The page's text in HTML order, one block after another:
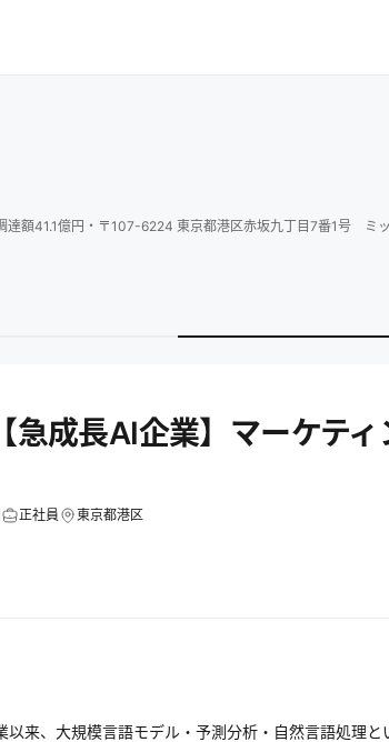
達額41.1億円 ・ 〒107-6224 東京都港区赤坂九丁目7番1号 ミ
急成長AI企業】マーケテ
正社員 東京都港区
以来、大規模言語モデル・予測分析・自然言語処理